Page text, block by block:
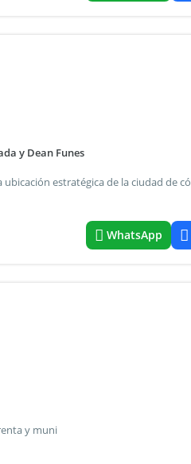
y Dean Funes
WhatsApp
y muni